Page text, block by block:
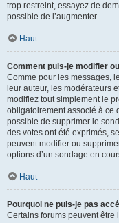
trop restreint, essayez de
possible de l’augmenter.
Haut
Comment puis-je modifier
Comme pour les messages,
leur auteur, les modérateurs
modifiez tout simplement le
obligatoirement associé à ce
possible de supprimer le
des votes ont été exprimés,
peuvent modifier ou
options d’un sondage en
Haut
Pourquoi ne puis-je pas
Certains forums peuvent